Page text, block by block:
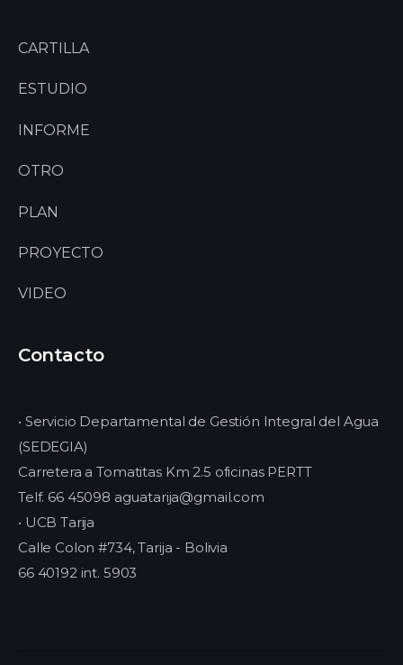
CARTILLA
ESTUDIO
INFORME
OTRO
PLAN
PROYECTO
VIDEO
Contacto
• Servicio Departamental de Gestión Integral del Agua
(SEDEGIA)
Carretera a Tomatitas Km 2.5 oficinas PERTT
Telf. 66 45098 aguatarija@gmail.com
• UCB Tarija
Calle Colon #734, Tarija - Bolivia
66 40192 int. 5903